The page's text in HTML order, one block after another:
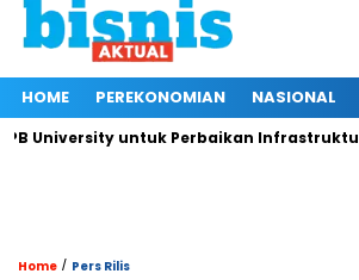
HOME PEREKONOMIAN NASIONAL
untuk Perbaikan Infrastruktur
Home / Pers Rilis